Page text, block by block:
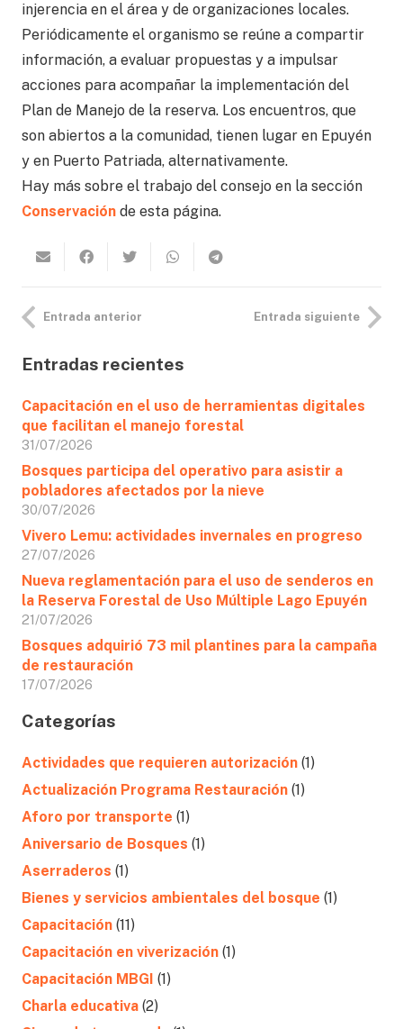
injerencia en el área y de organizaciones locales.
Periódicamente el organismo se reúne a compartir
información, a evaluar propuestas y a impulsar
acciones para acompañar la implementación del
Plan de Manejo de la reserva. Los encuentros, que
son abiertos a la comunidad, tienen lugar en Epuyén
y en Puerto Patriada, alternativamente.
Hay más sobre el trabajo del consejo en la sección
Conservación de esta página.
Entrada anterior Entrada siguiente
Entradas recientes
Capacitación en el uso de herramientas digitales
que facilitan el manejo forestal
31/07/2026
Bosques participa del operativo para asistir a
pobladores afectados por la nieve
30/07/2026
Vivero Lemu: actividades invernales en progreso
27/07/2026
Nueva reglamentación para el uso de senderos en
la Reserva Forestal de Uso Múltiple Lago Epuyén
21/07/2026
Bosques adquirió 73 mil plantines para la campaña
de restauración
17/07/2026
Categorías
Actividades que requieren autorización (1)
Actualización Programa Restauración (1)
Aforo por transporte (1)
Aniversario de Bosques (1)
Aserraderos (1)
Bienes y servicios ambientales del bosque (1)
Capacitación (11)
Capacitación en viverización (1)
Capacitación MBGI (1)
Charla educativa (2)